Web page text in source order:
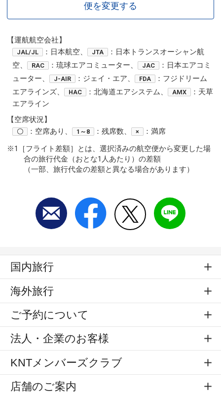
便を変更する
【運航航空会社】
JAL/JL ：日本航空、 JTA
：日本トランスオーシャン航
空、
RAC ：琉球エアコミューター、 JAC
：日本エアコミ
ューター、
J-AIR ：ジェイ・エア、 FDA
：フジドリーム
エアラインズ、
HAC ：北海道エアシステム、 AMX
：天草
エアライン
【空席状況】
〇 ：空席あり、 1～8 ：残席数、 ×
：満席
※1［フライト差額］とは、選択済みの航空便から変更した場
合の旅行代金（おとな1人あたり）の差額
（一部、旅行代金の差額と異なる場合があります）
国内旅行
海外旅行
ご予約について
法人・企業のお客様
KNTメンバーズクラブ
店舗のご案内